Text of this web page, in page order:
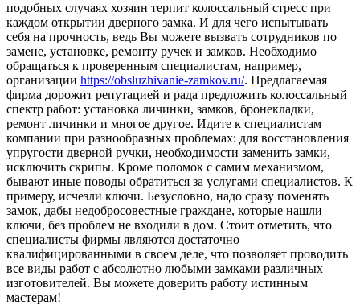
подобных случаях хозяин терпит колоссальный стресс при
каждом открытии дверного замка. И для чего испытывать
себя на прочность, ведь Вы можете вызвать сотрудников по
замене, установке, ремонту ручек и замков. Необходимо
обращаться к проверенным специалистам, например,
организации https://obsluzhivanie-zamkov.ru/. Предлагаемая
фирма дорожит репутацией и рада предложить колоссальный
спектр работ: установка личинки, замков, бронекладки,
ремонт личинки и многое другое. Идите к специалистам
компании при разнообразных проблемах: для восстановления
упругости дверной ручки, необходимости заменить замки,
исключить скрипы. Кроме поломок с самим механизмом,
бывают иные поводы обратиться за услугами специалистов. К
примеру, исчезли ключи. Безусловно, надо сразу поменять
замок, дабы недобросовестные граждане, которые нашли
ключи, без проблем не входили в дом. Стоит отметить, что
специалисты фирмы являются достаточно
квалифицированными в своем деле, что позволяет проводить
все виды работ с абсолютно любыми замками различных
изготовителей. Вы можете доверить работу истинным
мастерам!